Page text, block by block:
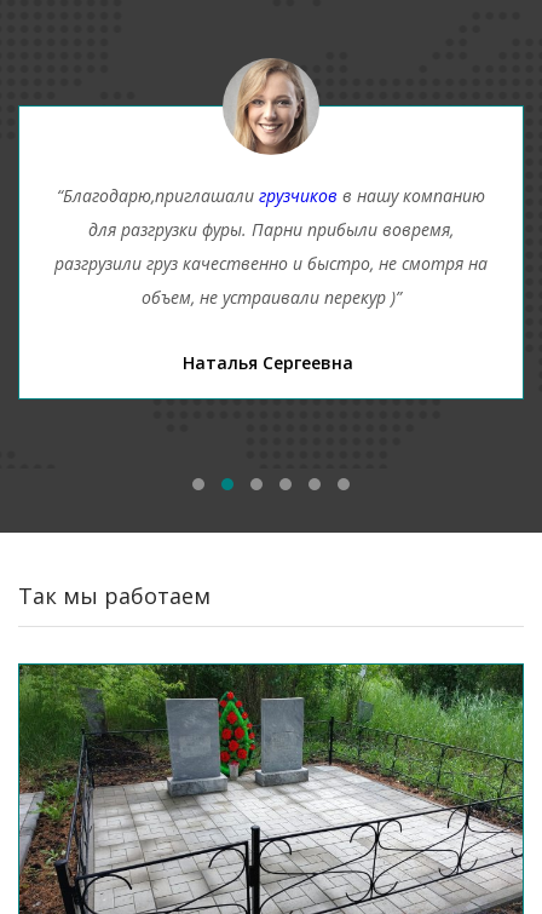
“Благодарю,приглашали грузчиков в нашу компанию
для разгрузки фуры. Парни прибыли вовремя,
разгрузили груз качественно и быстро, не смотря на
объем, не устраивали перекур )”
Наталья Сергеевна
Так мы работаем